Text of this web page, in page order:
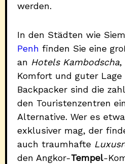
werden.
In den Städten wie
Penh finden Sie eine
an Hotels Kambodscha,
Komfort und guter
Backpacker sind die
den Touristenzentren
Alternative. Wer es
exklusiver mag, der
auch traumhafte
den Angkor-Tempel-